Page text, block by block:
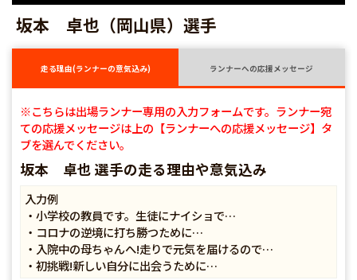
坂本 卓也（岡山県）選手
走る理由(ランナーの意気込み) ランナーへの応援メッセージ
※こちらは出場ランナー専用の入力フォームです。ランナー宛
ての応援メッセージは上の【ランナーへの応援メッセージ】タ
ブを選んでください。
坂本 卓也 選手の走る理由や意気込み
入力例
・小学校の教員です。生徒にナイショで…
・コロナの逆境に打ち勝つために…
・入院中の母ちゃんへ!走りで元気を届けるので…
・初挑戦!新しい自分に出会うために…